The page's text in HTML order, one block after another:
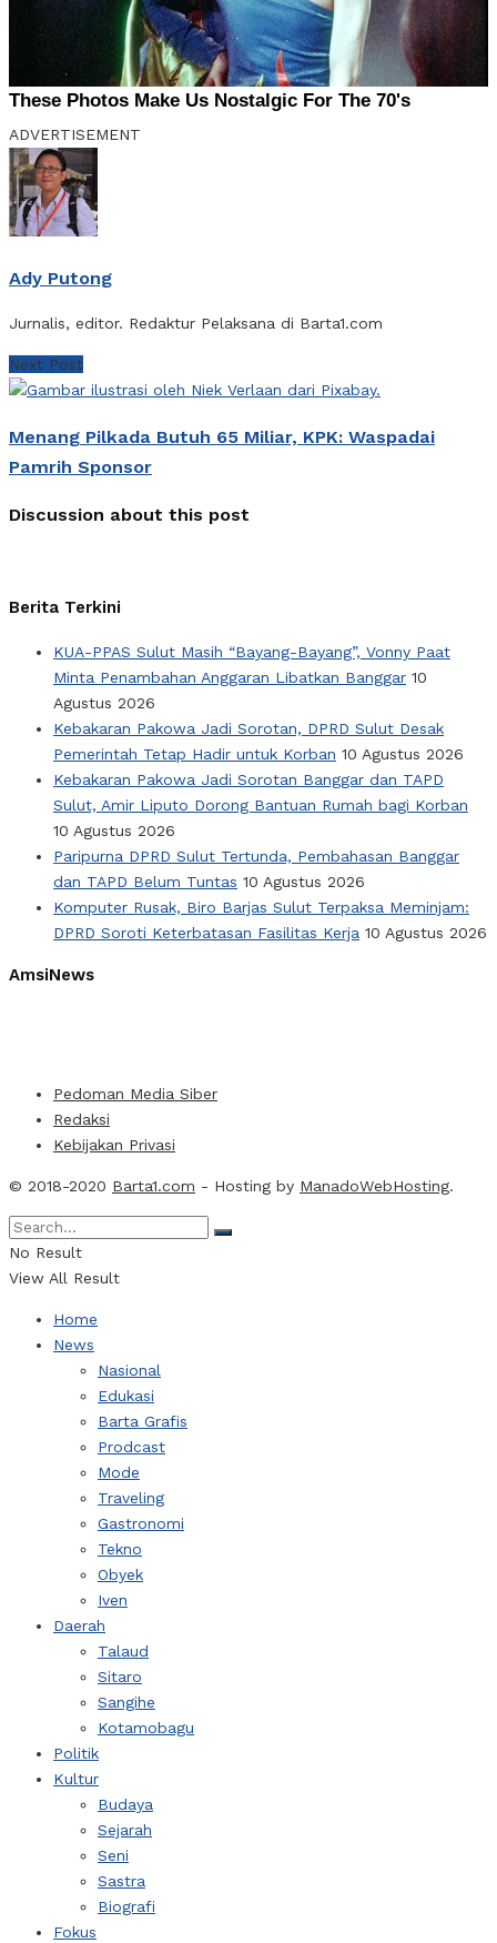
ADVERTISEMENT
Ady Putong
Jurnalis, editor. Redaktur Pelaksana di Barta1.com
Next Post
Menang Pilkada Butuh 65 Miliar, KPK: Waspadai
Pamrih Sponsor
Discussion about this post
Berita Terkini
KUA-PPAS Sulut Masih “Bayang-Bayang”, Vonny Paat
Minta Penambahan Anggaran Libatkan Banggar 10
Agustus 2026
Kebakaran Pakowa Jadi Sorotan, DPRD Sulut Desak
Pemerintah Tetap Hadir untuk Korban 10 Agustus 2026
Kebakaran Pakowa Jadi Sorotan Banggar dan TAPD
Sulut, Amir Liputo Dorong Bantuan Rumah bagi Korban
10 Agustus 2026
Paripurna DPRD Sulut Tertunda, Pembahasan Banggar
dan TAPD Belum Tuntas 10 Agustus 2026
Komputer Rusak, Biro Barjas Sulut Terpaksa Meminjam:
DPRD Soroti Keterbatasan Fasilitas Kerja 10 Agustus 2026
AmsiNews
Pedoman Media Siber
Redaksi
Kebijakan Privasi
© 2018-2020 Barta1.com - Hosting by ManadoWebHosting.
No Result
View All Result
Home
News
Nasional
Edukasi
Barta Grafis
Prodcast
Mode
Traveling
Gastronomi
Tekno
Obyek
Iven
Daerah
Talaud
Sitaro
Sangihe
Kotamobagu
Politik
Kultur
Budaya
Sejarah
Seni
Sastra
Biografi
Fokus